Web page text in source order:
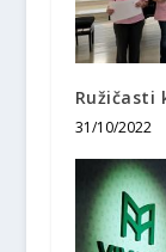
Ružičasti
31/10/2022